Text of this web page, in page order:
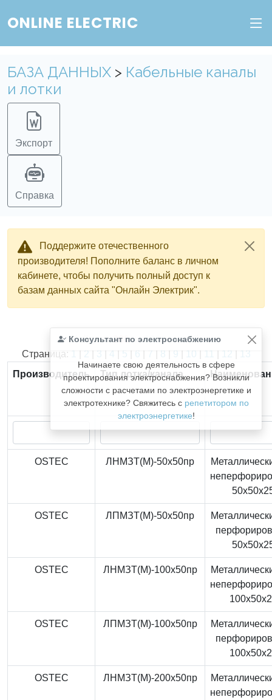
ONLINE ELECTRIC
БАЗА ДАННЫХ > Кабельные каналы
и лотки
Экспорт
Справка
Поддержите отечественного
производителя! Пополните баланс в личном
кабинете, чтобы получить полный доступ к
базам данных сайта "Онлайн Электрик".
Консультант по электроснабжению
Начинаете свою деятельность в сфере
проектирования электроснабжения? Возникли
сложности с расчетами по электроэнергетике и
электротехнике? Свяжитесь с репетитором по
электроэнергетике!
Найдено366из366записей.
Страница: 1 | 2 | 3 | 4 | 5 | 6 | 7 | 8 | 9 | 10 | 11 | 12 | 13
Производитель
Тип лотка/канала
OSTEC ЛНМЗТ(М)-50x50пр
OSTEC ЛПМЗТ(М)-50x50пр
OSTEC ЛНМЗТ(М)-100x50пр
OSTEC ЛПМЗТ(М)-100x50пр
OSTEC ЛНМЗТ(М)-200x50пр